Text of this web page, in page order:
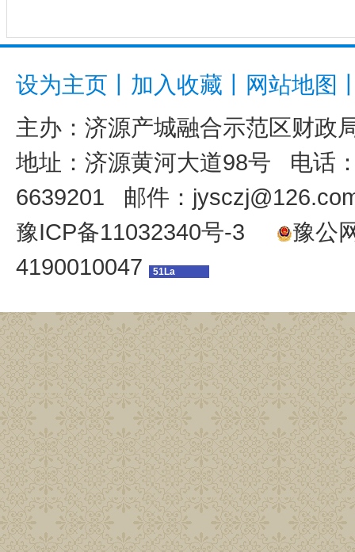
设为主页 加入收藏 网站地图
主办： 济源产城融合示范区财政
地址：济源黄河大道98号 电话
6639201 邮件：
豫ICP备11032340号-3
豫公
4190010047
51La